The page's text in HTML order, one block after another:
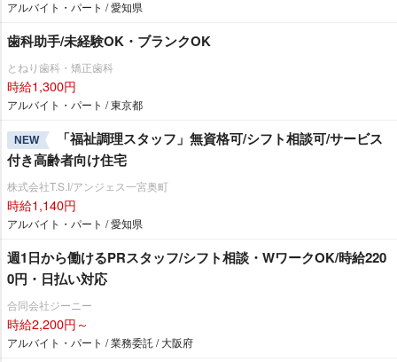
アルバイト・パート / 愛知県
歯科助手/未経験OK・ブランクOK
とねり歯科・矯正歯科
時給1,300円
アルバイト・パート / 東京都
NEW
「福祉調理スタッフ」無資格可/シフト相談可/サービス
付き高齢者向け住宅
株式会社T.S.I/アンジェス一宮奥町
時給1,140円
アルバイト・パート / 愛知県
週1日から働けるPRスタッフ/シフト相談・WワークOK/時給220
0円・日払い対応
合同会社ジーニー
時給2,200円～
アルバイト・パート / 業務委託 / 大阪府